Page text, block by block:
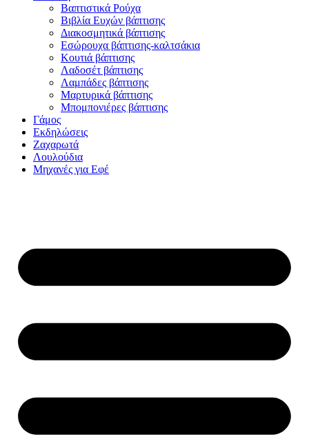
Βαπτιστικά Ρούχα
Βιβλία Ευχών βάπτισης
Διακοσμητικά βάπτισης
Εσώρουχα βάπτισης-καλτσάκια
Κουτιά βάπτισης
Λαδοσέτ βάπτισης
Λαμπάδες βάπτισης
Μαρτυρικά βάπτισης
Μπομπονιέρες βάπτισης
Γάμος
Εκδηλώσεις
Ζαχαρωτά
Λουλούδια
Μηχανές για Εφέ